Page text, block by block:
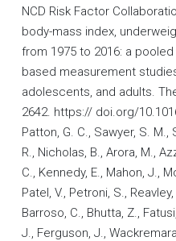
NCD Risk Factor
body-mass index,
from 1975 to 2016: a
based measurement
adolescents, and adults.
2642. https:// doi.org/
Patton, G. C., Sawyer, S. M.,
R., Nicholas, B., Arora, M.,
C., Kennedy, E., Mahon, J.,
Patel, V., Petroni, S.,
Barroso, C., Bhutta, Z.,
J., Ferguson, J.,